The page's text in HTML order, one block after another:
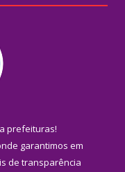
prefeituras!
garantimos em
de transparência